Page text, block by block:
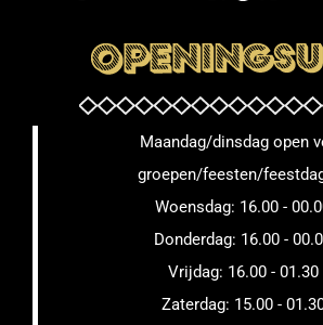
Maandag/dinsdag open
groepen/feesten/
Woensdag: 16.00 -
Donderdag: 16.00 -
Vrijdag: 16.00 - 01.30
Zaterdag: 15.00 -